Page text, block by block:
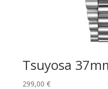
Tsuyosa
299,00 €